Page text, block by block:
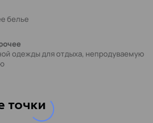
белье
одежды для отдыха, непродуваемую
точки